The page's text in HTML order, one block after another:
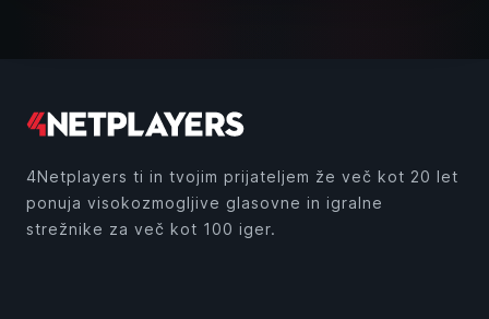
4Netplayers ti in tvojim prijateljem že več kot 20 let
ponuja visokozmogljive glasovne in igralne
strežnike za več kot 100 iger.